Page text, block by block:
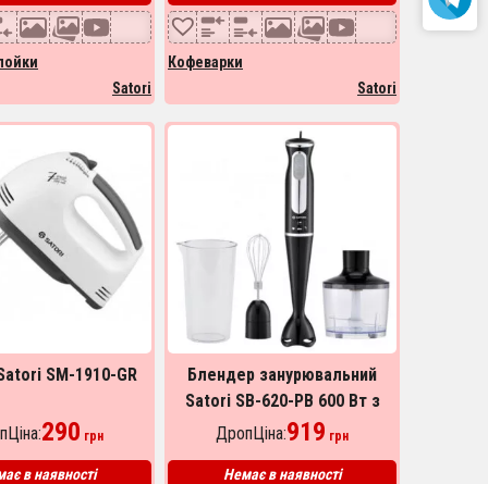
Satori
Кофеварки
Satori
SM-1910-GR
290 грн
в наявності
Блендер занурювальний
Satori SB-620-PB 600 Вт з
чашами, 3 режими роботи
ДропЦіна:919 грн
Немає в наявності